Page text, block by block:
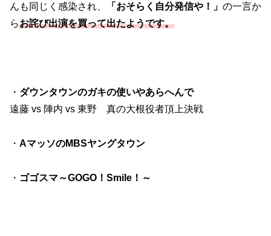
んも同じく感染され、
「おそらく自分発信や！」 の一言か
らお詫び出演を買って出たようです。
・ ダウンタウンのガキの使いやあらへんで
遠藤 vs 陣内 vs 東野 真の大根役者頂上決戦
・ AマッソのMBSヤングタウン
・ ゴゴスマ～GOGO！Smile！～